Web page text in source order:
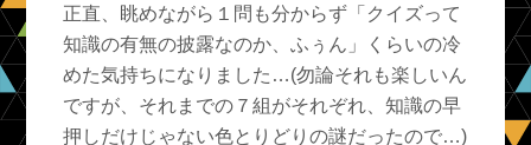
正直、眺めながら１問も分からず「クイズって
知識の有無の披露なのか、ふぅん」くらいの冷
めた気持ちになりました…(勿論それも楽しいん
ですが、それまでの７組がそれぞれ、知識の早
押しだけじゃない色とりどりの謎だったので…)